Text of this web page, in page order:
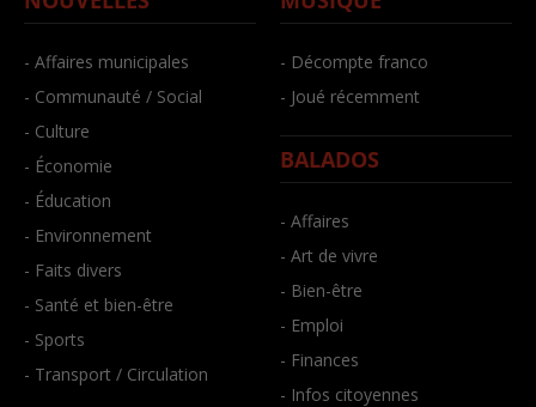
- Affaires municipales
- Communauté / Social
- Culture
- Économie
- Éducation
- Environnement
- Faits divers
- Santé et bien-être
- Sports
- Transport / Circulation
- Décompte franco
- Joué récemment
BALADOS
- Affaires
- Art de vivre
- Bien-être
- Emploi
- Finances
- Infos citoyennes